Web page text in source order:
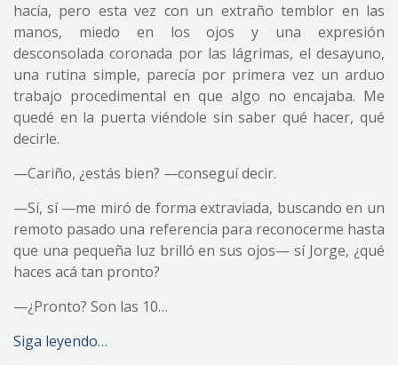
hacía, pero esta vez con un extraño temblor en las
manos, miedo en los ojos y una expresión
desconsolada coronada por las lágrimas, el desayuno,
una rutina simple, parecía por primera vez un arduo
trabajo procedimental en que algo no encajaba. Me
quedé en la puerta viéndole sin saber qué hacer, qué
decirle.
—Cariño, ¿estás bien? —conseguí decir.
—Sí, sí —me miró de forma extraviada, buscando en un
remoto pasado una referencia para reconocerme hasta
que una pequeña luz brilló en sus ojos— sí Jorge, ¿qué
haces acá tan pronto?
—¿Pronto? Son las 10…
Siga leyendo…